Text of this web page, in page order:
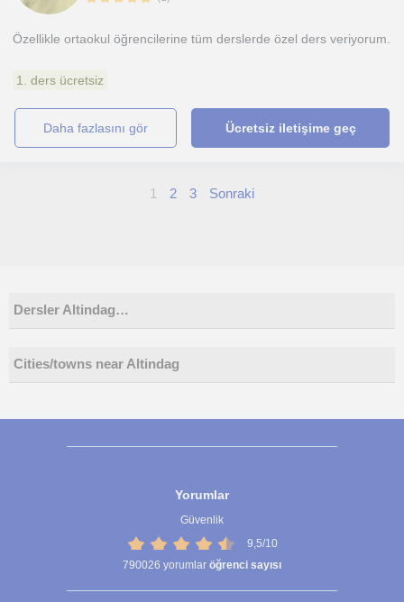
Özellikle ortaokul öğrencilerine tüm derslerde özel ders veriyorum.
1. ders ücretsiz
daha fazlasını gör Ücretsiz iletişime geç
1 2 3 Sonraki
Dersler Altindag…
Cities/towns near Altindag
Yorumlar
Güvenlik
9,5/10
790026 yorumlar öğrenci sayısı